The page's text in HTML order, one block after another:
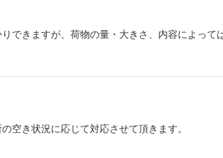
できますが、荷物の量・大きさ、内容によって
空き状況に応じて対応させて頂きます。